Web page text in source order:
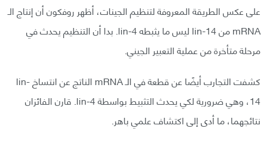
على عكس الطريقة المعروفة لتنظيم الجينات، أظهر روفكون أن إنتاج الـ
mRNA من lin-14 ليس ما يثبطه lin-4. بدا أن التنظيم يحدث في
مرحلة متأخرة من عملية التعبير الجيني.
كشفت التجارب أيضًا عن قطعة في الـ mRNA الناتج عن انتساخ lin-
14، وهي ضرورية لكي يحدث التثبيط بواسطة lin-4. قارن الفائزان
نتائجهما، ما أدى إلى اكتشاف علمي باهر.